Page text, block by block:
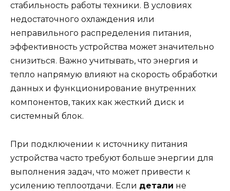
стабильность работы техники. В условиях
недостаточного охлаждения или
неправильного распределения питания,
эффективность устройства может значительно
снизиться. Важно учитывать, что энергия и
тепло напрямую влияют на скорость обработки
данных и функционирование внутренних
компонентов, таких как жесткий диск и
системный блок.
При подключении к источнику питания
устройства часто требуют больше энергии для
выполнения задач, что может привести к
усилению теплоотдачи. Если детали не